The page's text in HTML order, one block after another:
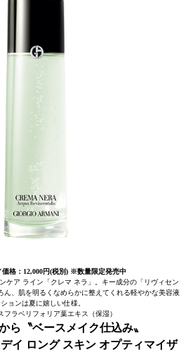
格：12,000円(税別) ※数量限定発売中
ケア ライン「クレマ ネラ」。キー成分の「リヴィセン
、肌を明るくなめらかに整えてくれる軽やかな美容液
ョンは夏に嬉しい仕様。
ラベリフォリア葉エキス（保湿）
ら〝ベースメイク仕込み〟
イ ロング スキン オプティマイザ